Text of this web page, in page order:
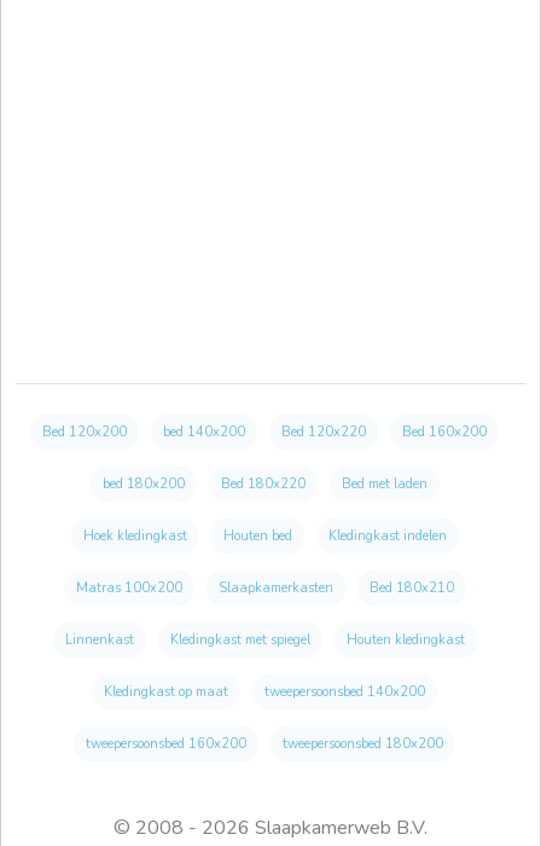
© 2008 - 2026 Slaapkamerweb B.V.
Bed 120x200 bed 140x200 Bed 120x220 Bed 160x200
bed 180x200 Bed 180x220 Bed met laden
Hoek kledingkast Houten bed Kledingkast indelen
Matras 100x200 Slaapkamerkasten Bed 180x210
Linnenkast Kledingkast met spiegel Houten kledingkast
Kledingkast op maat tweepersoonsbed 140x200
tweepersoonsbed 160x200 tweepersoonsbed 180x200